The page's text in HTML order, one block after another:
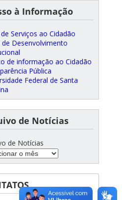
à Informação
Serviços ao Cidadão
de Desenvolvimento
de informação ao Cidadão
Pública
Federal de Santa
de Notícias
de Notícias